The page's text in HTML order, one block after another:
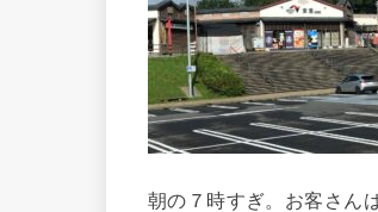
朝の７時すぎ。お客さん